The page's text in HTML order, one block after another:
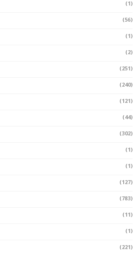
(1)
(56)
(1)
(2)
(251)
(240)
(121)
(44)
(302)
(1)
(1)
(127)
(783)
(11)
(1)
(221)